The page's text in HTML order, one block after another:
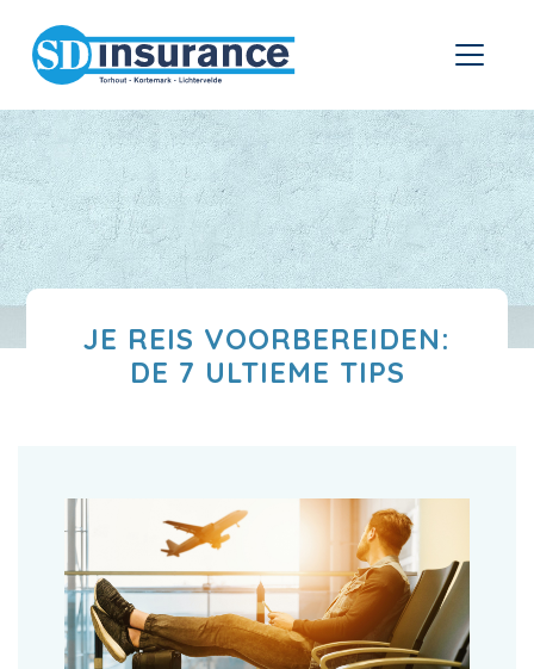
JE REIS VOORBEREIDEN:
DE 7 ULTIEME TIPS